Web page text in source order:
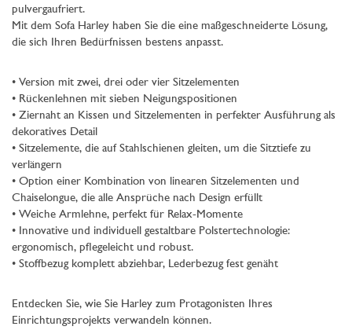
pulvergaufriert.
Mit dem Sofa Harley haben Sie die eine maßgeschneiderte Lösung,
die sich Ihren Bedürfnissen bestens anpasst.
• Version mit zwei, drei oder vier Sitzelementen
• Rückenlehnen mit sieben Neigungspositionen
• Ziernaht an Kissen und Sitzelementen in perfekter Ausführung als
dekoratives Detail
• Sitzelemente, die auf Stahlschienen gleiten, um die Sitztiefe zu
verlängern
• Option einer Kombination von linearen Sitzelementen und
Chaiselongue, die alle Ansprüche nach Design erfüllt
• Weiche Armlehne, perfekt für Relax-Momente
• Innovative und individuell gestaltbare Polstertechnologie:
ergonomisch, pflegeleicht und robust.
• Stoffbezug komplett abziehbar, Lederbezug fest genäht
Entdecken Sie, wie Sie Harley zum Protagonisten Ihres
Einrichtungsprojekts verwandeln können.